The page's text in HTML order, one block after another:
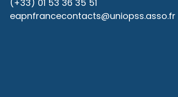
(+33) 01 53 36 35 51
eapnfrancecontacts@uniopss.asso.fr